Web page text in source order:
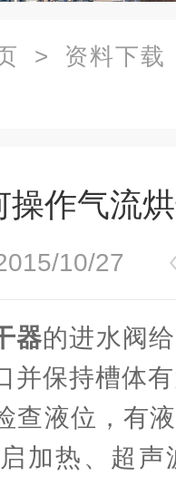
> 资料下载
操作气流
2015/10/27
器的进水阀
并保持槽体
查液位，有
加热、超声